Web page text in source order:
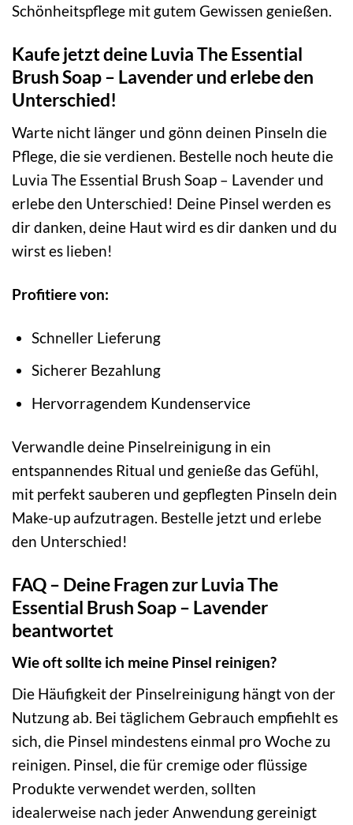
Schönheitspflege mit gutem Gewissen genießen.
Kaufe jetzt deine Luvia The Essential
Brush Soap – Lavender und erlebe den
Unterschied!
Warte nicht länger und gönn deinen Pinseln die
Pflege, die sie verdienen. Bestelle noch heute die
Luvia The Essential Brush Soap – Lavender und
erlebe den Unterschied! Deine Pinsel werden es
dir danken, deine Haut wird es dir danken und du
wirst es lieben!
Profitiere von:
Schneller Lieferung
Sicherer Bezahlung
Hervorragendem Kundenservice
Verwandle deine Pinselreinigung in ein
entspannendes Ritual und genieße das Gefühl,
mit perfekt sauberen und gepflegten Pinseln dein
Make-up aufzutragen. Bestelle jetzt und erlebe
den Unterschied!
FAQ – Deine Fragen zur Luvia The
Essential Brush Soap – Lavender
beantwortet
Wie oft sollte ich meine Pinsel reinigen?
Die Häufigkeit der Pinselreinigung hängt von der
Nutzung ab. Bei täglichem Gebrauch empfiehlt es
sich, die Pinsel mindestens einmal pro Woche zu
reinigen. Pinsel, die für cremige oder flüssige
Produkte verwendet werden, sollten
idealerweise nach jeder Anwendung gereinigt